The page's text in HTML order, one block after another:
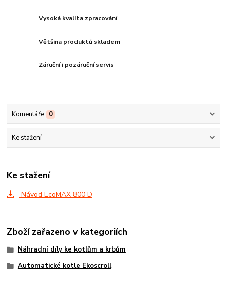
Vysoká kvalita zpracování
Většina produktů skladem
Záruční i pozáruční servis
Komentáře 0
Ke stažení
Ke stažení
Návod EcoMAX 800 D
Zboží zařazeno v kategoriích
Náhradní díly ke kotlům a krbům
Automatické kotle Ekoscroll